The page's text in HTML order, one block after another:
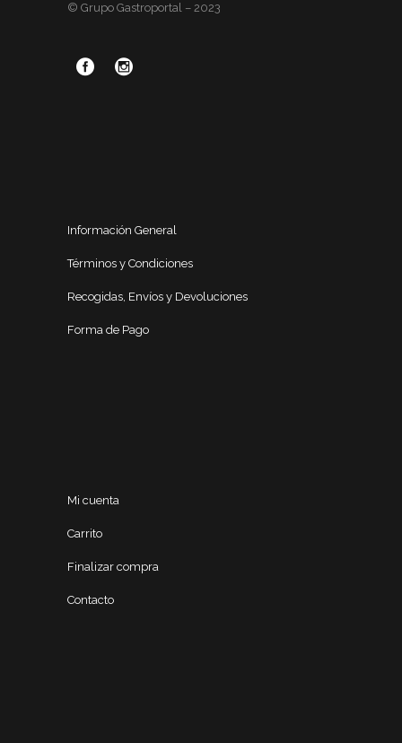
© Grupo Gastroportal – 2023
Información General
Términos y Condiciones
Recogidas, Envíos y Devoluciones
Forma de Pago
Mi cuenta
Carrito
Finalizar compra
Contacto